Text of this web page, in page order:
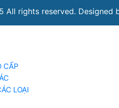
All rights reserved. Designed
CẤP
LOẠI